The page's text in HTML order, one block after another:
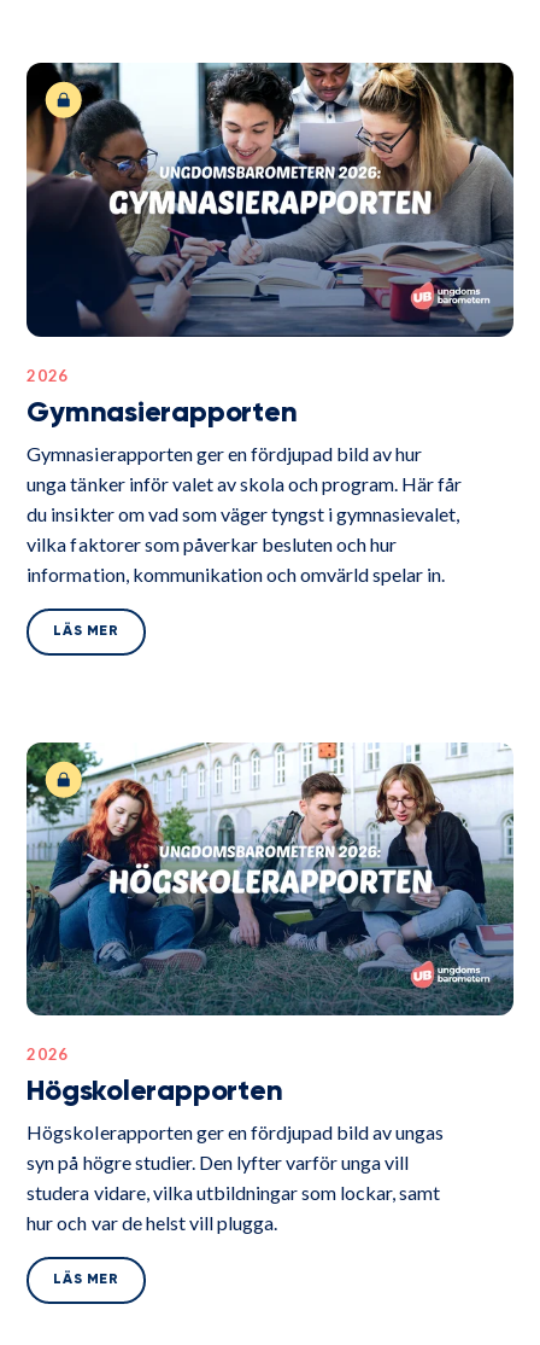
2026
Gymnasierapporten
Gymnasierapporten ger en fördjupad bild av hur
unga tänker inför valet av skola och program. Här får
du insikter om vad som väger tyngst i gymnasievalet,
vilka faktorer som påverkar besluten och hur
information, kommunikation och omvärld spelar in.
LÄS MER
2026
Högskolerapporten
Högskolerapporten ger en fördjupad bild av ungas
syn på högre studier. Den lyfter varför unga vill
studera vidare, vilka utbildningar som lockar, samt
hur och var de helst vill plugga.
LÄS MER